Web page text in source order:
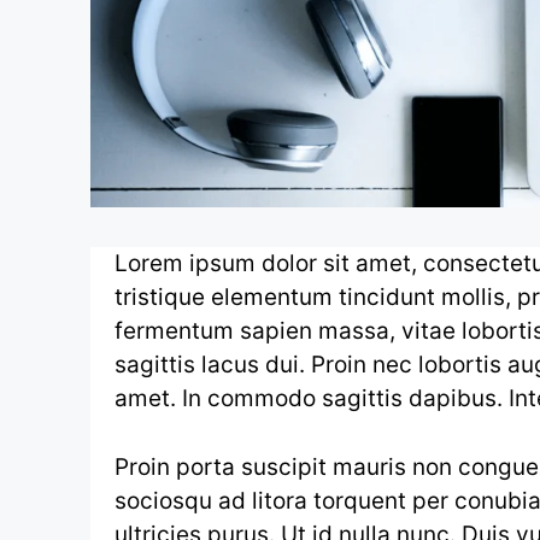
Lorem ipsum dolor sit amet,
tristique elementum tincidunt mollis,
fermentum sapien massa, vitae
sagittis lacus dui. Proin nec lobortis
amet. In commodo sagittis dapibus.
Proin porta suscipit mauris non
sociosqu ad litora torquent per
ultricies purus. Ut id nulla nunc. Duis